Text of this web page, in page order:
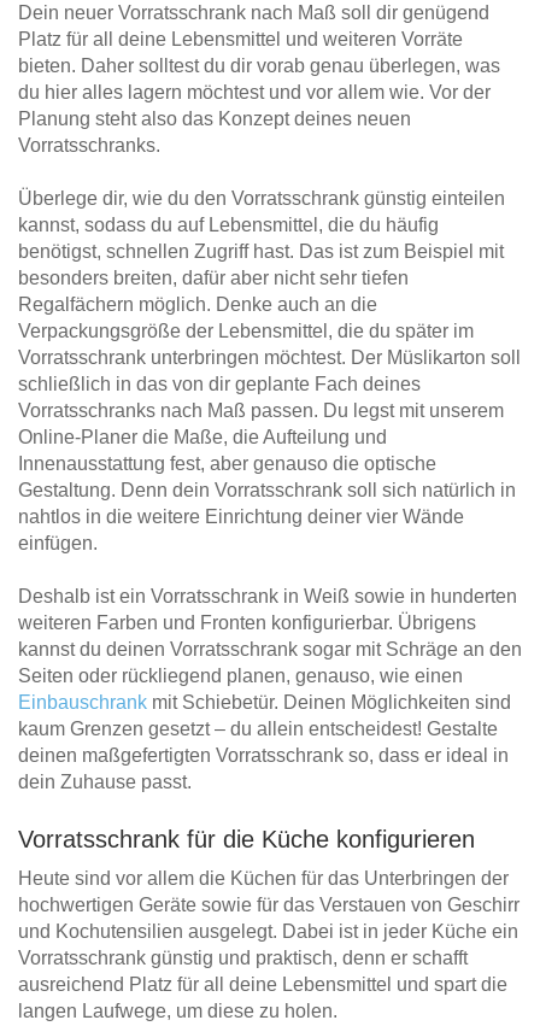
Dein neuer Vorratsschrank nach Maß soll dir genügend
Platz für all deine Lebensmittel und weiteren Vorräte
bieten. Daher solltest du dir vorab genau überlegen, was
du hier alles lagern möchtest und vor allem wie. Vor der
Planung steht also das Konzept deines neuen
Vorratsschranks.
Überlege dir, wie du den Vorratsschrank günstig einteilen
kannst, sodass du auf Lebensmittel, die du häufig
benötigst, schnellen Zugriff hast. Das ist zum Beispiel mit
besonders breiten, dafür aber nicht sehr tiefen
Regalfächern möglich. Denke auch an die
Verpackungsgröße der Lebensmittel, die du später im
Vorratsschrank unterbringen möchtest. Der Müslikarton soll
schließlich in das von dir geplante Fach deines
Vorratsschranks nach Maß passen. Du legst mit unserem
Online-Planer die Maße, die Aufteilung und
Innenausstattung fest, aber genauso die optische
Gestaltung. Denn dein Vorratsschrank soll sich natürlich in
nahtlos in die weitere Einrichtung deiner vier Wände
einfügen.
Deshalb ist ein Vorratsschrank in Weiß sowie in hunderten
weiteren Farben und Fronten konfigurierbar. Übrigens
kannst du deinen Vorratsschrank sogar mit Schräge an den
Seiten oder rückliegend planen, genauso, wie einen
Einbauschrank mit Schiebetür. Deinen Möglichkeiten sind
kaum Grenzen gesetzt – du allein entscheidest! Gestalte
deinen maßgefertigten Vorratsschrank so, dass er ideal in
dein Zuhause passt.
Vorratsschrank für die Küche konfigurieren
Heute sind vor allem die Küchen für das Unterbringen der
hochwertigen Geräte sowie für das Verstauen von Geschirr
und Kochutensilien ausgelegt. Dabei ist in jeder Küche ein
Vorratsschrank günstig und praktisch, denn er schafft
ausreichend Platz für all deine Lebensmittel und spart die
langen Laufwege, um diese zu holen.